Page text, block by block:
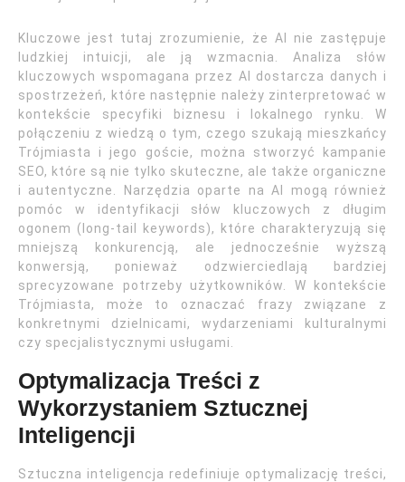
Kluczowe jest tutaj zrozumienie, że AI nie zastępuje
ludzkiej intuicji, ale ją wzmacnia. Analiza słów
kluczowych wspomagana przez AI dostarcza danych i
spostrzeżeń, które następnie należy zinterpretować w
kontekście specyfiki biznesu i lokalnego rynku. W
połączeniu z wiedzą o tym, czego szukają mieszkańcy
Trójmiasta i jego goście, można stworzyć kampanie
SEO, które są nie tylko skuteczne, ale także organiczne
i autentyczne. Narzędzia oparte na AI mogą również
pomóc w identyfikacji słów kluczowych z długim
ogonem (long-tail keywords), które charakteryzują się
mniejszą konkurencją, ale jednocześnie wyższą
konwersją, ponieważ odzwierciedlają bardziej
sprecyzowane potrzeby użytkowników. W kontekście
Trójmiasta, może to oznaczać frazy związane z
konkretnymi dzielnicami, wydarzeniami kulturalnymi
czy specjalistycznymi usługami.
Optymalizacja Treści z
Wykorzystaniem Sztucznej
Inteligencji
Sztuczna inteligencja redefiniuje optymalizację treści,